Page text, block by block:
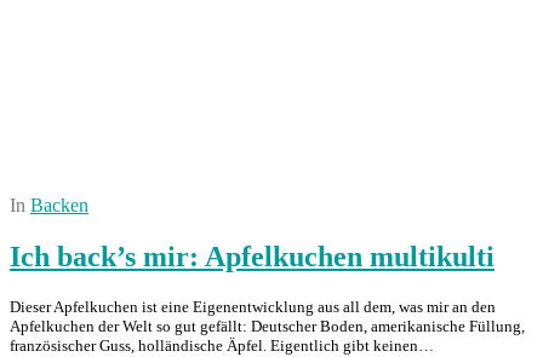
In Backen
Ich back’s mir: Apfelkuchen multikulti
Dieser Apfelkuchen ist eine Eigenentwicklung aus all dem, was mir an den
Apfelkuchen der Welt so gut gefällt: Deutscher Boden, amerikanische Füllung,
französischer Guss, holländische Äpfel. Eigentlich gibt keinen…